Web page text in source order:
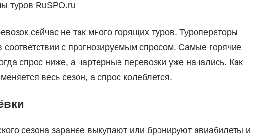
туров RuSPO.ru
сейчас не так много горящих туров. Туроператоры
соответствии с прогнозируемым спросом. Самые горячие
спрос ниже, а чартерные перевозки уже начались. Как
весь сезон, а спрос колеблется.
сезона заранее выкупают или бронируют авиабилеты и